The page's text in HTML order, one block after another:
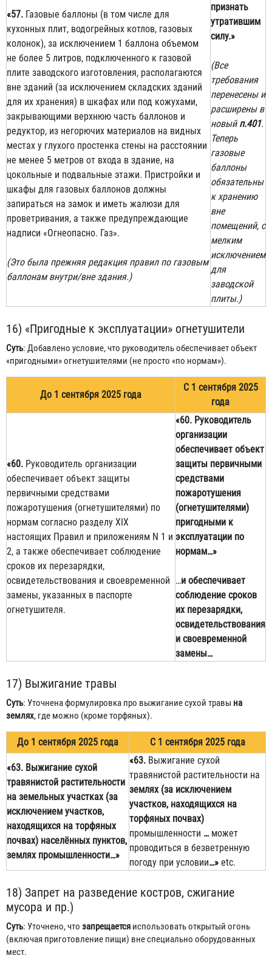
«57. Газовые баллоны (в том числе для
кухонных плит, водогрейных котлов, газовых
колонок), за исключением 1 баллона объемом
не более 5 литров, подключенного к газовой
плите заводского изготовления, располагаются
вне зданий (за исключением складских зданий
для их хранения) в шкафах или под кожухами,
закрывающими верхнюю часть баллонов и
редуктор, из негорючих материалов на видных
местах у глухого простенка стены на расстоянии
не менее 5 метров от входа в здание, на
цокольные и подвальные этажи. Пристройки и
шкафы для газовых баллонов должны
запираться на замок и иметь жалюзи для
проветривания, а также предупреждающие
надписи «Огнеопасно. Газ».
(Это была прежняя редакция правил по газовым
баллонам внутри/вне здания.)
признать
утратившим
силу.»
(Все
требования
перенесены и
расширены в
новый п.401.
Теперь
газовые
баллоны
обязательны
к хранению
вне
помещений, с
мелким
исключением
для
заводской
плиты.)
16) «Пригодные к эксплуатации» огнетушители
Суть: Добавлено условие, что руководитель обеспечивает объект
«пригодными» огнетушителями (не просто «по нормам»).
До 1 сентября 2025 года
С 1 сентября 2025
года
«60. Руководитель организации
обеспечивает объект защиты
первичными средствами
пожаротушения (огнетушителями) по
нормам согласно разделу XIX
настоящих Правил и приложениям N 1 и
2, а также обеспечивает соблюдение
сроков их перезарядки,
освидетельствования и своевременной
замены, указанных в паспорте
огнетушителя.
«60. Руководитель
организации
обеспечивает объект
защиты первичными
средствами
пожаротушения
(огнетушителями)
пригодными к
эксплуатации по
нормам…»
…и обеспечивает
соблюдение сроков
их перезарядки,
освидетельствования
и своевременной
замены…
17) Выжигание травы
Суть: Уточнена формулировка про выжигание сухой травы на
землях, где можно (кроме торфяных).
До 1 сентября 2025 года С 1 сентября 2025 года
«63. Выжигание сухой
травянистой растительности
на земельных участках (за
исключением участков,
находящихся на торфяных
почвах) населённых пунктов,
землях промышленности…»
«63. Выжигание сухой
травянистой растительности на
землях (за исключением
участков, находящихся на
торфяных почвах)
промышленности … может
проводиться в безветренную
погоду при условии…» etc.
18) Запрет на разведение костров, сжигание
мусора и пр.)
Суть: Уточнено, что запрещается использовать открытый огонь
(включая приготовление пищи) вне специально оборудованных
мест.